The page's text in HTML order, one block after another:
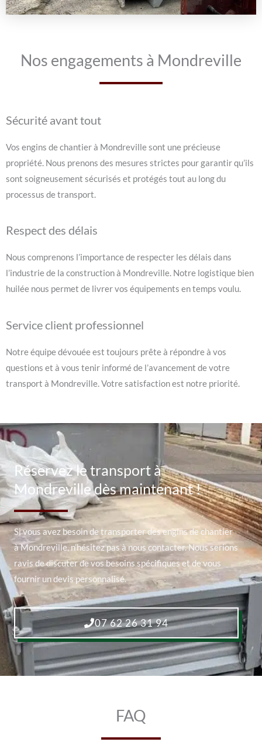
Nos engagements à Mondreville
Sécurité avant tout
Vos engins de chantier à Mondreville sont une précieuse
propriété. Nous prenons des mesures strictes pour garantir qu’ils
sont soigneusement sécurisés et protégés tout au long du
processus de transport.
Respect des délais
Nous comprenons l’importance de respecter les délais dans
l’industrie de la construction à Mondreville. Notre logistique bien
huilée nous permet de livrer vos équipements en temps voulu.
Service client professionnel
Notre équipe dévouée est toujours prête à répondre à vos
questions et à vous tenir informé de l’avancement de votre
transport à Mondreville. Votre satisfaction est notre priorité.
Réservez le transport à
Mondreville dès maintenant !
Si vous avez besoin de transporter des engins de chantier
à Mondreville, n’hésitez pas à nous contacter. Nous serions
ravis de discuter de vos besoins spécifiques et de vous
fournir un devis personnalisé.
07 62 26 31 94
FAQ